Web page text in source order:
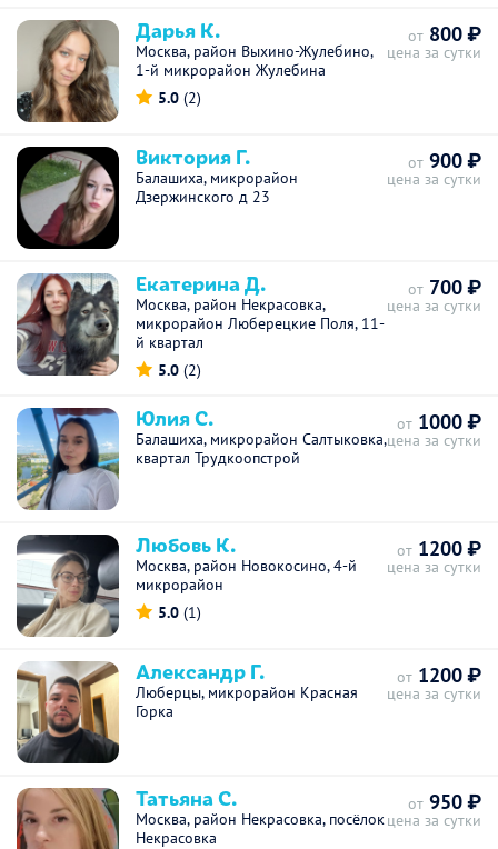
Дарья К.
Москва, район Выхино-Жулебино,
1-й микрорайон Жулебина
5.0 (2)
от 800 ₽
цена за сутки
Виктория Г.
Балашиха, микрорайон
Дзержинского д 23
от 900 ₽
цена за сутки
Екатерина Д.
Москва, район Некрасовка,
микрорайон Люберецкие Поля, 11-
й квартал
5.0 (2)
от 700 ₽
цена за сутки
Юлия С.
Балашиха, микрорайон Салтыковка,
квартал Трудкоопстрой
от 1000 ₽
цена за сутки
Любовь К.
Москва, район Новокосино, 4-й
микрорайон
5.0 (1)
от 1200 ₽
цена за сутки
Александр Г.
Люберцы, микрорайон Красная
Горка
от 1200 ₽
цена за сутки
Татьяна С.
Москва, район Некрасовка, посёлок
Некрасовка
от 950 ₽
цена за сутки